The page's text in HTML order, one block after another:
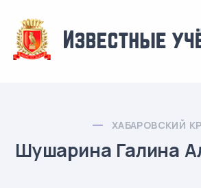
ХАБАРОВСКИЙ
Шушарина Галина